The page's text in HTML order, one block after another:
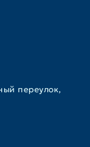
переулок,